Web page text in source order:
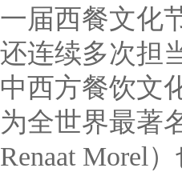
一届西餐文化
还连续多次担
中西方餐饮文
为全世界最著
Renaat Morel